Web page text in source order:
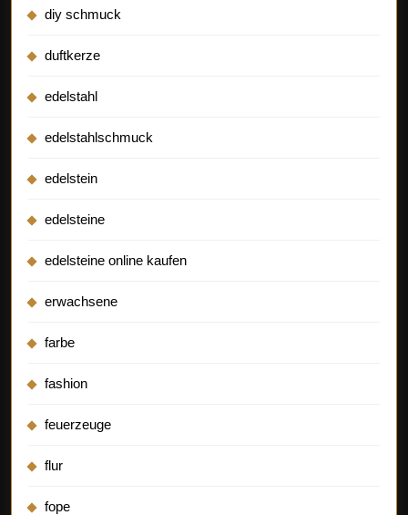
diy schmuck
duftkerze
edelstahl
edelstahlschmuck
edelstein
edelsteine
edelsteine online kaufen
erwachsene
farbe
fashion
feuerzeuge
flur
fope